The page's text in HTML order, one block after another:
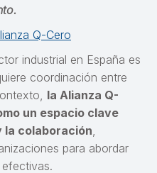
industrial en España es
coordinación entre
la Alianza Q-
un espacio clave
la colaboración
para abordar